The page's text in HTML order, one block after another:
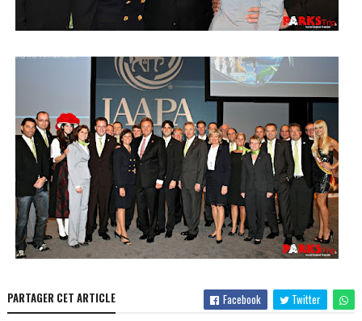
PARTAGER CET ARTICLE Facebook Twitter